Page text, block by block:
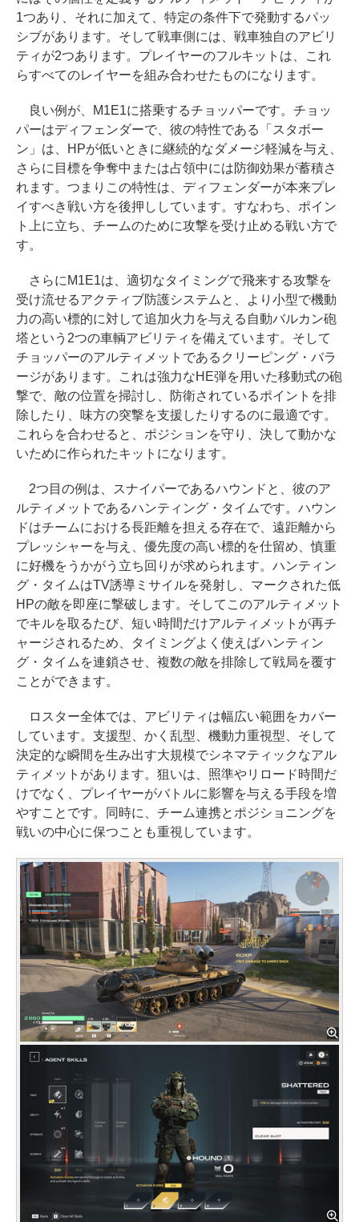
1つあり、それに加えて、特定の条件下で発動するパッ
シブがあります。そして戦車側には、戦車独自のアビリ
ティが2つあります。プレイヤーのフルキットは、これ
らすべてのレイヤーを組み合わせたものになります。
良い例が、M1E1に搭乗するチョッパーです。チョッ
パーはディフェンダーで、彼の特性である「スタボー
ン」は、HPが低いときに継続的なダメージ軽減を与え、
さらに目標を争奪中または占領中には防御効果が蓄積さ
れます。つまりこの特性は、ディフェンダーが本来プレ
イすべき戦い方を後押ししています。すなわち、ポイン
ト上に立ち、チームのために攻撃を受け止める戦い方で
す。
さらにM1E1は、適切なタイミングで飛来する攻撃を
受け流せるアクティブ防護システムと、より小型で機動
力の高い標的に対して追加火力を与える自動バルカン砲
塔という2つの車輌アビリティを備えています。そして
チョッパーのアルティメットであるクリーピング・バラ
ージがあります。これは強力なHE弾を用いた移動式の砲
撃で、敵の位置を掃討し、防衛されているポイントを排
除したり、味方の突撃を支援したりするのに最適です。
これらを合わせると、ポジションを守り、決して動かな
いために作られたキットになります。
2つ目の例は、スナイパーであるハウンドと、彼のア
ルティメットであるハンティング・タイムです。ハウン
ドはチームにおける長距離を担える存在で、遠距離から
プレッシャーを与え、優先度の高い標的を仕留め、慎重
に好機をうかがう立ち回りが求められます。ハンティン
グ・タイムはTV誘導ミサイルを発射し、マークされた低
HPの敵を即座に撃破します。そしてこのアルティメット
でキルを取るたび、短い時間だけアルティメットが再チ
ャージされるため、タイミングよく使えばハンティン
グ・タイムを連鎖させ、複数の敵を排除して戦局を覆す
ことができます。
ロスター全体では、アビリティは幅広い範囲をカバー
しています。支援型、かく乱型、機動力重視型、そして
決定的な瞬間を生み出す大規模でシネマティックなアル
ティメットがあります。狙いは、照準やリロード時間だ
けでなく、プレイヤーがバトルに影響を与える手段を増
やすことです。同時に、チーム連携とポジショニングを
戦いの中心に保つことも重視しています。